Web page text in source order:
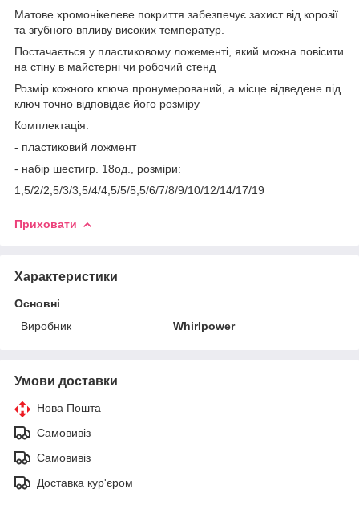
Матове хромонікелеве покриття забезпечує захист від корозії
та згубного впливу високих температур.
Постачається у пластиковому ложементі, який можна повісити
на стіну в майстерні чи робочий стенд
Розмір кожного ключа пронумерований, а місце відведене під
ключ точно відповідає його розміру
Комплектація:
- пластиковий ложмент
- набір шестигр. 18од., розміри:
1,5/2/2,5/3/3,5/4/4,5/5/5,5/6/7/8/9/10/12/14/17/19
Приховати
Характеристики
Основні
Виробник
Whirlpower
Умови доставки
Нова Пошта
Самовивіз
Самовивіз
Доставка кур'єром